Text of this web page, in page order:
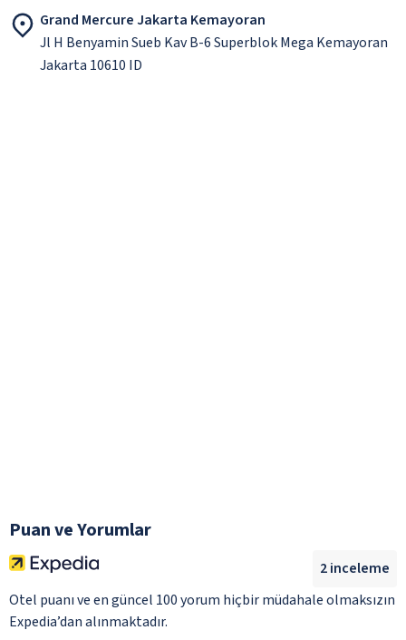
Grand Mercure Jakarta Kemayoran
Jl H Benyamin Sueb Kav B-6 Superblok Mega Kemayoran
Jakarta 10610 ID
Puan ve Yorumlar
Otel puanı ve en güncel 100 yorum hiçbir müdahale olmaksızın
Expedia’dan alınmaktadır.
2inceleme